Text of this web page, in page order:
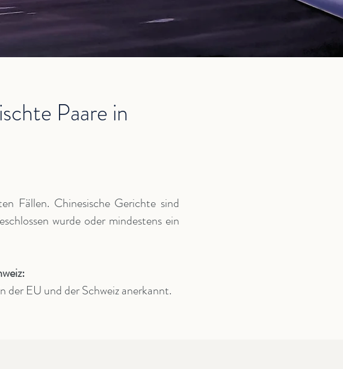
Paare in
Fällen. Chinesische Gerichte sind
wurde oder mindestens ein
der EU und der Schweiz anerkannt.